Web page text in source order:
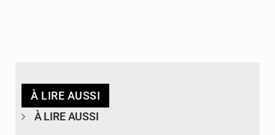
À LIRE AUSSI
À LIRE AUSSI